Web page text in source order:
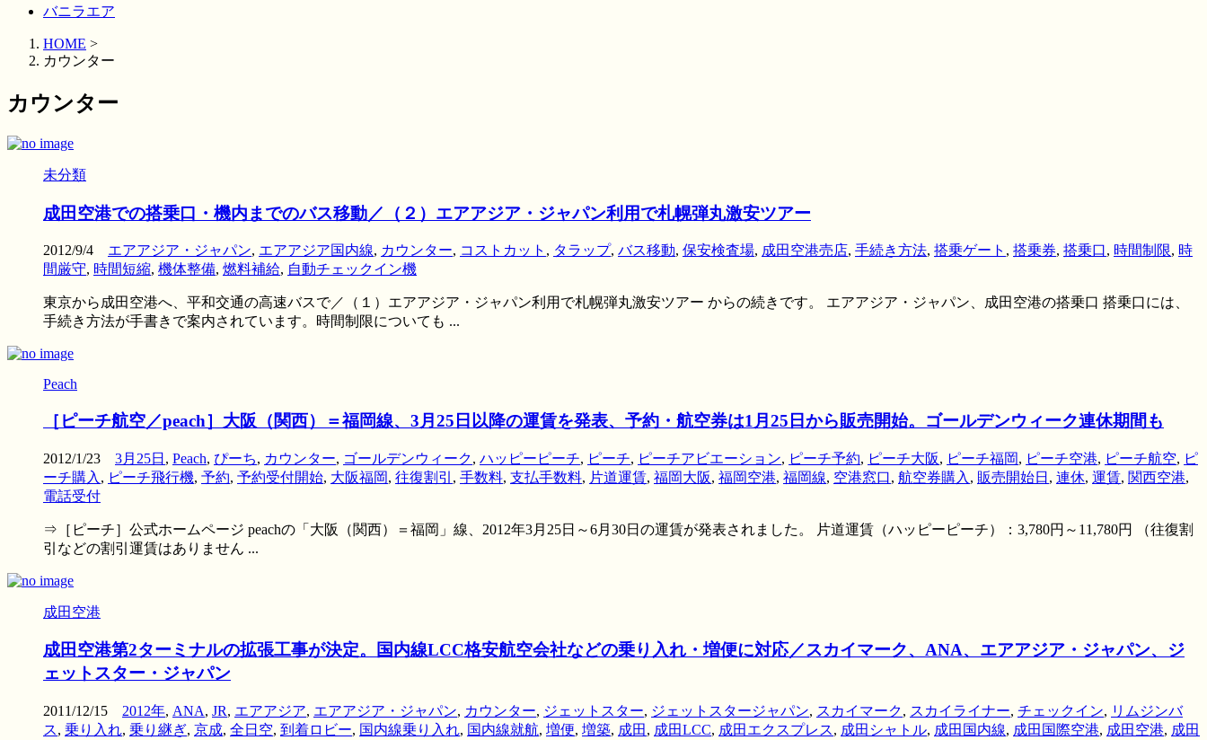
バニラエア
HOME >
カウンター
カウンター
未分類
成田空港での搭乗口・機内までのバス移動／（２）エアアジア・ジャパン利用で札幌弾丸激安ツアー
2012/9/4 エアアジア・ジャパン, エアアジア国内線, カウンター, コストカット , タラップ, バス移動, 保安検査場, 成田空港売店, 手続き方法, 搭乗ゲート , 搭乗券, 搭乗口, 時間制限, 時
間厳守, 時間短縮, 機体整備, 燃料補給, 自動チェックイン機
東京から成田空港へ、平和交通の高速バスで／（１）エアアジア・ジャパン利用で札幌弾丸激安ツアー からの続きです。 エアアジア・ジャパン、成田空港の搭乗口 搭乗口には、
手続き方法が手書きで案内されています。時間制限についても ...
Peach
［ピーチ航空／peach］大阪（関西）＝福岡線、3月25日以降の運賃を発表、予約・航空券は1月25日から販売開始。ゴールデンウィーク連休期間も
2012/1/23 3月25日 , Peach, ぴーち, カウンター, ゴールデンウィーク, ハッピーピーチ, ピーチ, ピーチアビエーション, ピーチ予約, ピーチ大阪, ピーチ福岡, ピーチ空港, ピーチ航空, ピ
ーチ購入 , ピーチ飛行機, 予約, 予約受付開始, 大阪福岡, 往復割引 , 手数料, 支払手数料, 片道運賃, 福岡大阪, 福岡空港, 福岡線, 空港窓口, 航空券購入 , 販売開始日 , 連休, 運賃, 関西空港,
電話受付
⇒［ピーチ］公式ホームページ peachの「大阪（関西）＝福岡」線、2012年3月25日～6月30日の運賃が発表されました。 片道運賃（ハッピーピーチ）：3,780円～11,780円 （往復割
引などの割引運賃はありません ...
成田空港
成田空港第2ターミナルの拡張工事が決定。国内線LCC格安航空会社などの乗り入れ・増便に対応／スカイマーク、ANA、エアアジア・ジャパン、ジ
ェットスター・ジャパン
2011/12/15 2012年, ANA, JR, エアアジア, エアアジア・ジャパン, カウンター, ジェットスター, ジェットスタージャパン, スカイマーク, スカイライナー, チェックイン, リムジンバ
ス, 乗り入れ, 乗り継ぎ, 京成, 全日空, 到着ロビー, 国内線乗り入れ, 国内線就航, 増便, 増築, 成田 , 成田LCC, 成田エクスプレス, 成田シャトル, 成田国内線, 成田国際空港, 成田空港, 成田